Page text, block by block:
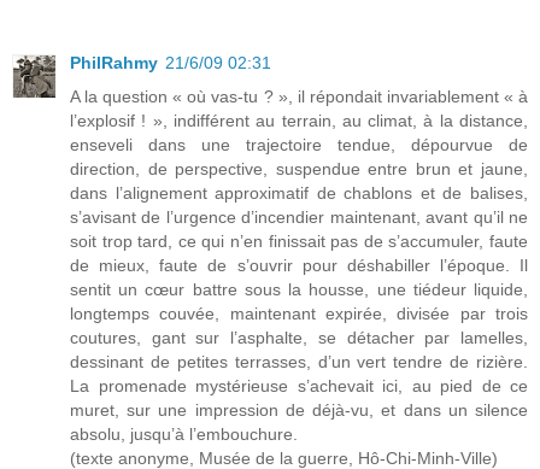
PhilRahmy 21/6/09 02:31
A la question « où vas-tu ? », il répondait invariablement « à
l’explosif ! », indifférent au terrain, au climat, à la distance,
enseveli dans une trajectoire tendue, dépourvue de
direction, de perspective, suspendue entre brun et jaune,
dans l’alignement approximatif de chablons et de balises,
s’avisant de l’urgence d’incendier maintenant, avant qu’il ne
soit trop tard, ce qui n’en finissait pas de s’accumuler, faute
de mieux, faute de s’ouvrir pour déshabiller l’époque. Il
sentit un cœur battre sous la housse, une tiédeur liquide,
longtemps couvée, maintenant expirée, divisée par trois
coutures, gant sur l’asphalte, se détacher par lamelles,
dessinant de petites terrasses, d’un vert tendre de rizière.
La promenade mystérieuse s’achevait ici, au pied de ce
muret, sur une impression de déjà-vu, et dans un silence
absolu, jusqu’à l’embouchure.
(texte anonyme, Musée de la guerre, Hô-Chi-Minh-Ville)